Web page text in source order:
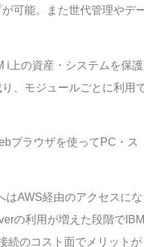
可能。また世代管理やデ
i上の資産・システムを保護
、モジュールごとに利用
ブラウザを使ってPC・ス
AWS経由のアクセスにな
の利用が増えた段階でIBM
続のコスト面でメリットが